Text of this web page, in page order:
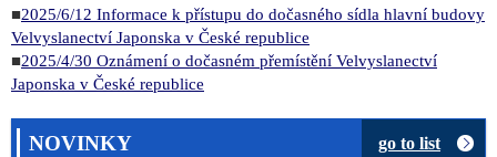
■2025/6/12 Informace k přístupu do dočasného sídla hlavní budovy
Velvyslanectví Japonska v České republice
■2025/4/30 Oznámení o dočasném přemístění Velvyslanectví
Japonska v České republice
NOVINKY go to list